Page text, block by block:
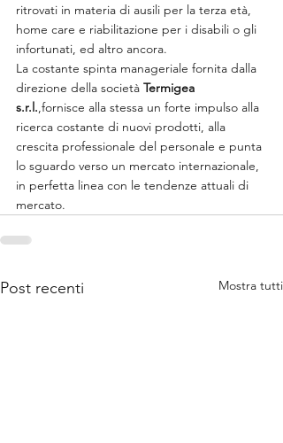
ritrovati in materia di ausili per la terza età,
home care e riabilitazione per i disabili o gli
infortunati, ed altro ancora.
La costante spinta manageriale fornita dalla
direzione della società Termigea
s.r.l.,fornisce alla stessa un forte impulso alla
ricerca costante di nuovi prodotti, alla
crescita professionale del personale e punta
lo sguardo verso un mercato internazionale,
in perfetta linea con le tendenze attuali di
mercato.
Post recenti Mostra tutti